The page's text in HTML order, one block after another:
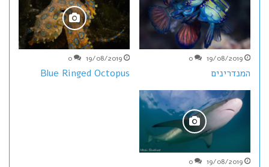
19/08/2019
0
המנדרינים
19/08/2019
0
Blue Ringed Octopus
19/08/2019
0